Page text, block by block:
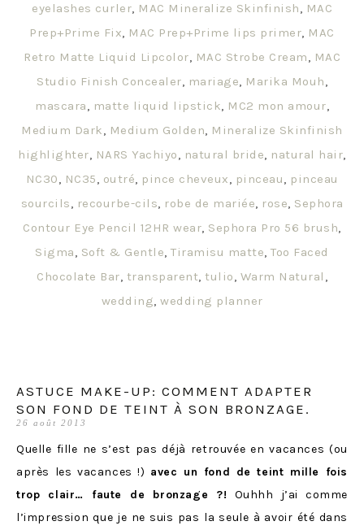
eyelashes curler, MAC Mineralize Skinfinish, MAC
Prep+Prime Fix, MAC Prep+Prime lips primer, MAC
Retro Matte Liquid Lipcolor, MAC Strobe Cream, MAC
Studio Finish Concealer, mariage, Marika Mouh,
mascara, matte liquid lipstick, MC2 mon amour,
Medium Dark, Medium Golden, Mineralize Skinfinish
highlighter, NARS Yachiyo, natural bride, natural hair,
NC30, NC35, outré, pince cheveux, pinceau, pinceau
sourcils, recourbe-cils, robe de mariée, rose, Sephora
Contour Eye Pencil 12HR wear, Sephora Pro 56 brush,
Sigma, Soft & Gentle,Tiramisu matte,Too Faced
Chocolate Bar, transparent, tulio, Warm Natural ,
wedding, wedding planner
ASTUCE MAKE-UP: COMMENT ADAPTER
SON FOND DE TEINT À SON BRONZAGE.
26 août 2013
Quelle fille ne s’est pas déjà retrouvée en vacances (ou
après les vacances !) avec un fond de teint mille fois
trop clair… faute de bronzage ?! Ouhhh j’ai comme
l’impression que je ne suis pas la seule à avoir été dans